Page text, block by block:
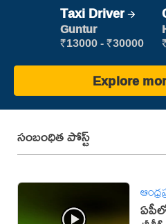
Taxi Driver
Guntur
₹13000 - ₹30000
Explore
సంబంధిత పోస్ట్